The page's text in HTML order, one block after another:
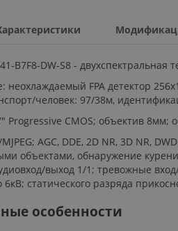
B7F8-DW-S8 -
неохлаждаемый FPA детектор
человек: 97/38м,
CMOS; объектив 8мм;
AGC, DDE, 2D NR, 3D NR,
объектами, обнаружение
выход 1/1; тревожные
статического разряда
особенности